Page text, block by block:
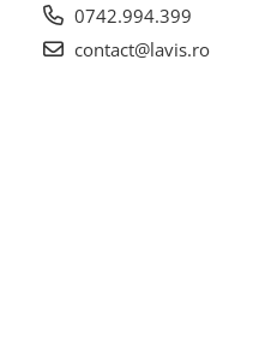
0742.994.399
contact@lavis.ro